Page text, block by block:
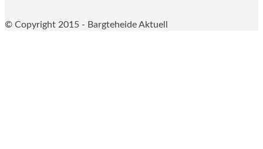
© Copyright 2015 - Bargteheide Aktuell